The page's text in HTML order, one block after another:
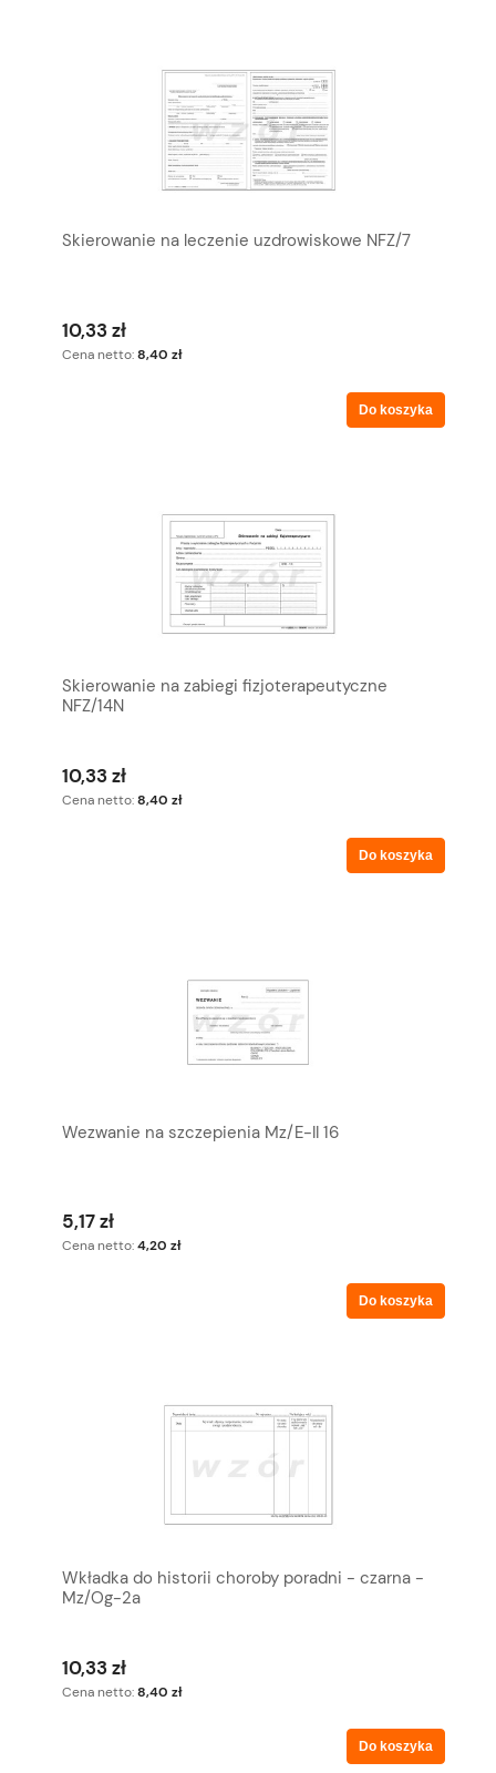
Skierowanie na leczenie uzdrowiskowe NFZ/7
10,33 zł
Cena netto:8,40 zł
Do koszyka
Skierowanie na zabiegi fizjoterapeutyczne
NFZ/14N
10,33 zł
Cena netto:8,40 zł
Do koszyka
Wezwanie na szczepienia Mz/E-II 16
5,17 zł
Cena netto:4,20 zł
Do koszyka
Wkładka do historii choroby poradni - czarna -
Mz/Og-2a
10,33 zł
Cena netto:8,40 zł
Do koszyka